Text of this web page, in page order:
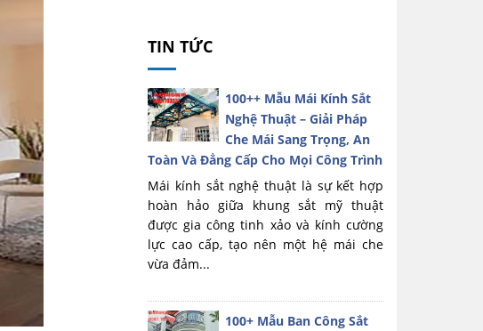
TIN TỨC
100++ Mẫu Mái Kính Sắt
Nghệ Thuật – Giải Pháp
Che Mái Sang Trọng, An
Toàn Và Đẳng Cấp Cho Mọi Công Trình
Mái kính sắt nghệ thuật là sự kết hợp
hoàn hảo giữa khung sắt mỹ thuật
được gia công tinh xảo và kính cường
lực cao cấp, tạo nên một hệ mái che
vừa đảm...
100+ Mẫu Ban Công Sắt